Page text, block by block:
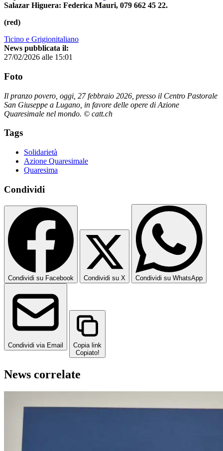
Salazar Higuera: Federica Mauri, 079 662 45 22.
(red)
Ticino e Grigionitaliano
News pubblicata il:
27/02/2026 alle 15:01
Foto
Il pranzo povero, oggi, 27 febbraio 2026, presso il Centro Pastorale
San Giuseppe a Lugano, in favore delle opere di Azione
Quaresimale nel mondo. © catt.ch
Tags
Solidarietà
Azione Quaresimale
Quaresima
Condividi
Condividi su Facebook Condividi su X Condividi su WhatsApp
Condividi via Email
Copia link
Copiato!
News correlate